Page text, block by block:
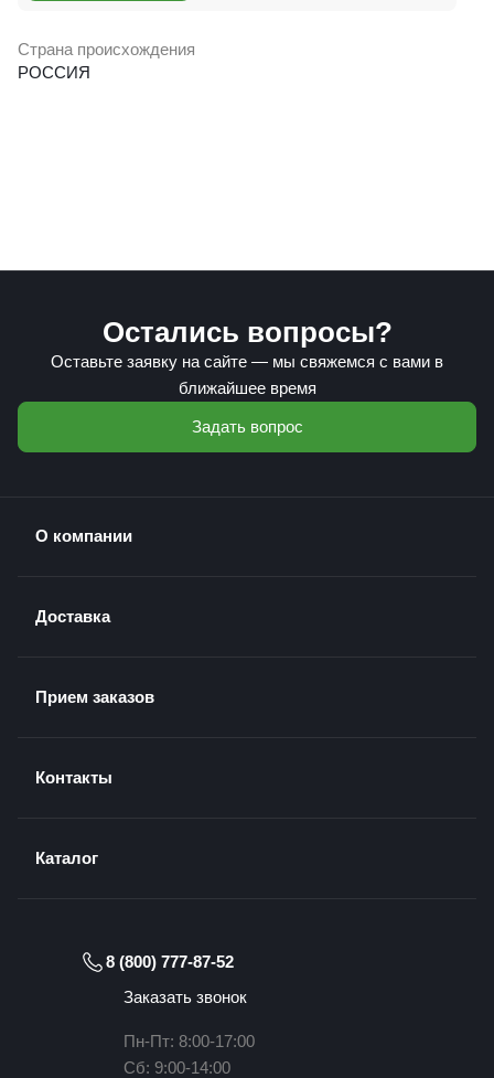
Страна происхождения
РОССИЯ
Остались вопросы?
Оставьте заявку на сайте — мы свяжемся с вами в
ближайшее время
Задать вопрос
О компании
Доставка
Прием заказов
Контакты
Каталог
8 (800) 777-87-52
Заказать звонок
Пн-Пт: 8:00-17:00
Сб: 9:00-14:00